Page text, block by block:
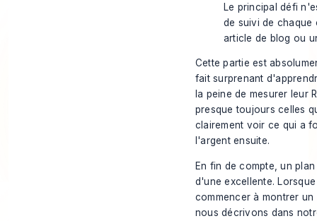
Le principal défi
de suivi de
article de blog ou
Cette partie est
fait surprenant
la peine de mesurer leur
presque toujours celles
clairement voir ce qui a
l'argent ensuite.
En fin de compte, un
d'une excellente.
commencer à montrer
nous décrivons dans